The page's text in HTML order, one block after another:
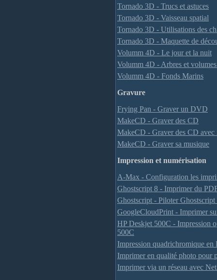
Tornado 3D - Trucs et astuces
Tornado 3D - Vaisseau spatial
Tornado 3D - Utilisations des
Tornado 3D - Maquette de
Volumm 4D - Le jour et la nuit
Volumm 4D - Arbres et
Volumm 4D - Fonds Marins
Gravure
Frying Pan - Graver un DVD
MakeCD - Graver des CD
MakeCD - Graver des CD
MakeCD - Graver sa musique
Impression et numérisation
A-Max - Configuration les
Ghostscript 8 - Imprimer du
Ghostscript - Piloter
GoogleCloudPrint - Imprimer
HP Deskjet 500C - Impression
500C
Impression quadrichromique
Imprimer en qualité photo pour
Imprimer via un réseau avec